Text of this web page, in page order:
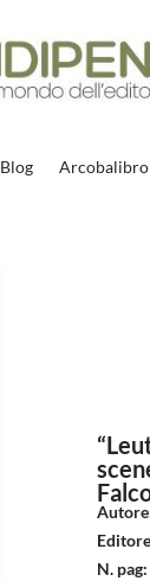
Blog Arcobalibro
Autore
Editore
N. pag: